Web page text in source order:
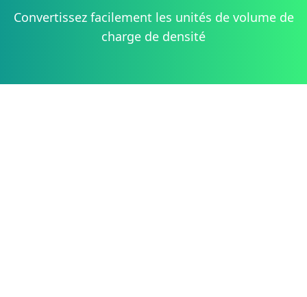
Convertissez facilement les unités de volume de
charge de densité